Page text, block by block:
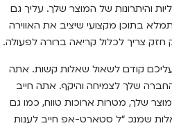
והיתרונות של המוצר שלך. עליך גם
בתוכן מקצועי שיציב את האווירה
צריך לכלול קריאה ברורה לפעולה.
קודם לשאול שאלות קשות. אתה
שלך לצמיחה והיקף. אתה חייב
שלך, מטרות ארוכות טווח, כמו גם
שמנכ “ל סטארט-אפ חייב לענות